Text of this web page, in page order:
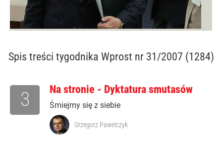
Spis treści tygodnika Wprost nr 31/2007 (1284)
Na stronie - Dyktatura smutasów
Śmiejmy się z siebie
3
Grzegorz Pawelczyk